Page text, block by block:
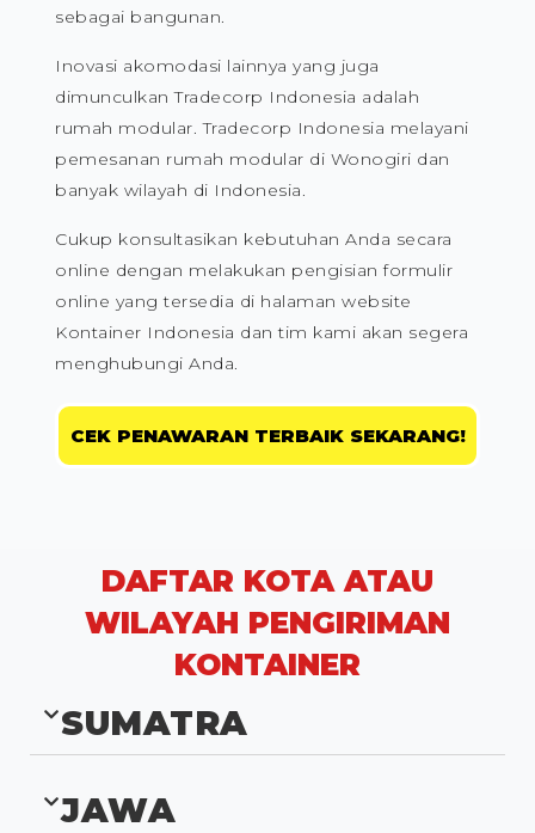
sebagai bangunan.
Inovasi akomodasi lainnya yang juga
dimunculkan Tradecorp Indonesia adalah
rumah modular. Tradecorp Indonesia melayani
pemesanan rumah modular di Wonogiri dan
banyak wilayah di Indonesia.
Cukup konsultasikan kebutuhan Anda secara
online dengan melakukan pengisian formulir
online yang tersedia di halaman website
Kontainer Indonesia dan tim kami akan segera
menghubungi Anda.
CEK PENAWARAN TERBAIK SEKARANG!
DAFTAR KOTA ATAU
WILAYAH PENGIRIMAN
KONTAINER
SUMATRA
JAWA